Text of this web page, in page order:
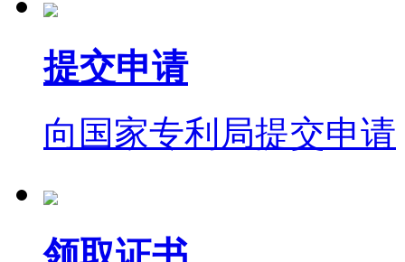
提交申请
向国家专利局提交申请